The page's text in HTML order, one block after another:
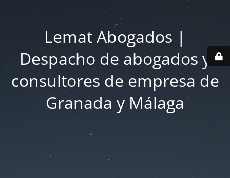
Lemat Abogados |
Despacho de abogados y
consultores de empresa de
Granada y Málaga